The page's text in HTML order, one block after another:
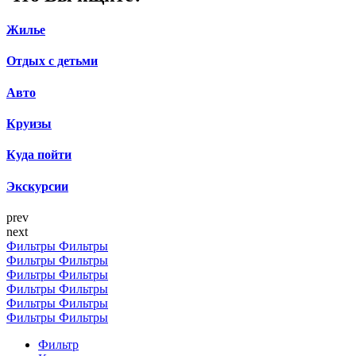
Жилье
Отдых с детьми
Авто
Круизы
Куда пойти
Экскурсии
prev
next
Фильтры Фильтры
Фильтры Фильтры
Фильтры Фильтры
Фильтры Фильтры
Фильтры Фильтры
Фильтры Фильтры
Фильтр